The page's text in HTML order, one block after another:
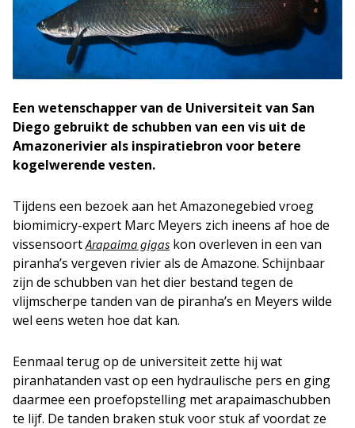
Een wetenschapper van de Universiteit van San
Diego gebruikt de schubben van een vis uit de
Amazonerivier als inspiratiebron voor betere
kogelwerende vesten.
Tijdens een bezoek aan het Amazonegebied vroeg
biomimicry-expert Marc Meyers zich ineens af hoe de
vissensoortArapaima gigas kon overleven in een van
piranha’s vergeven rivier als de Amazone. Schijnbaar
zijn de schubben van het dier bestand tegen de
vlijmscherpe tanden van de piranha’s en Meyers wilde
wel eens weten hoe dat kan.
Eenmaal terug op de universiteit zette hij wat
piranhatanden vast op een hydraulische pers en ging
daarmee een proefopstelling met arapaimaschubben
te lijf. De tanden braken stuk voor stuk af voordat ze